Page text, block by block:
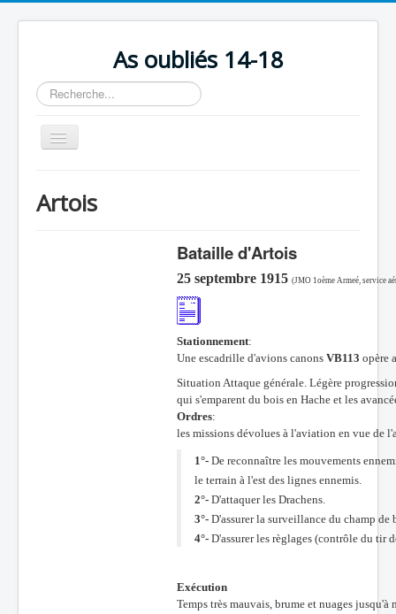
As oubliés 14-18
Rechercher
Basculer
la
Chronologie
Artois
Bataille d'Artois
25 septembre 1915 (JMO 1oème Armeé, service
Stationnement:
Une escadrille d'avions canons VB113 opère
Situation Attaque générale. Légère
qui s'emparent du bois en Hache et les
Ordres:
les missions dévolues à l'aviation en vue de
1°- De reconnaître les mouvements
le terrain à l'est des lignes ennemis.
2°- D'attaquer les Drachens.
3°- D'assurer la surveillance du champ
4°- D'assurer les règlages (contrôle du tir
Exécution
Temps très mauvais, brume et nuages